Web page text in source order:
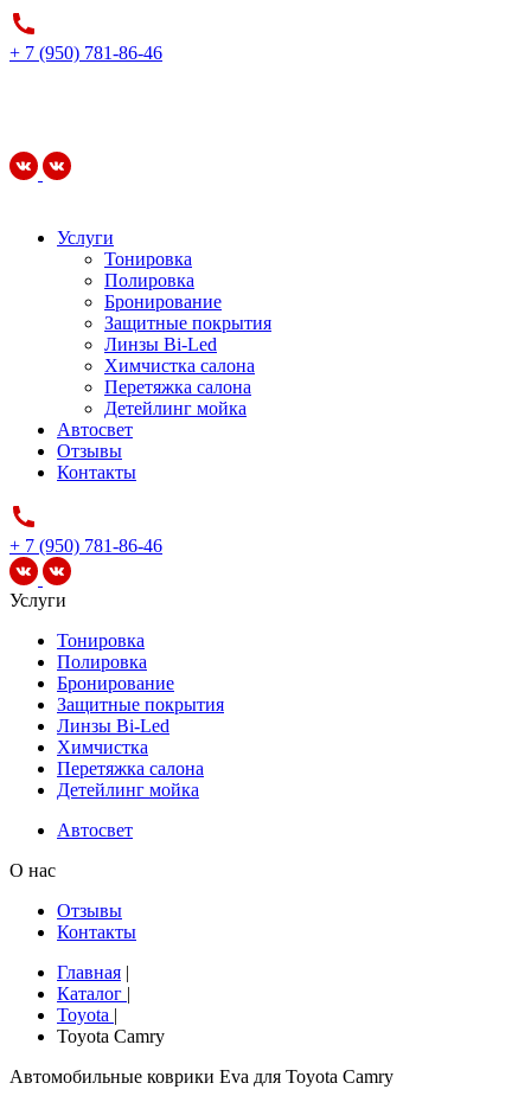
+ 7 (950) 781-86-46
Услуги
Тонировка
Полировка
Бронирование
Защитные покрытия
Линзы Bi-Led
Химчистка салона
Перетяжка салона
Детейлинг мойка
Автосвет
Отзывы
Контакты
+ 7 (950) 781-86-46
Услуги
Тонировка
Полировка
Бронирование
Защитные покрытия
Линзы Bi-Led
Химчистка
Перетяжка салона
Детейлинг мойка
Автосвет
О нас
Отзывы
Контакты
Главная |
Каталог |
Toyota |
Toyota Camry
Автомобильные коврики Eva для Toyota Camry